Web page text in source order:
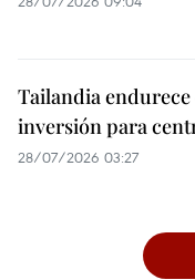
Tailandia endurece
inversión para
28/07/2026 03:27